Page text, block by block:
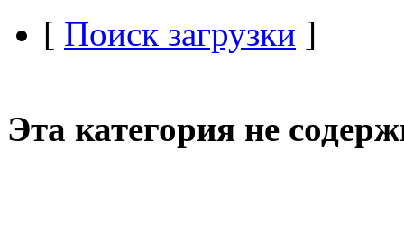
[ Поиск загрузки ]
Эта категория не